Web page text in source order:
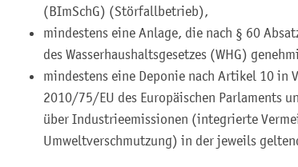
(BImSchG) (Störfallbetrieb),
mindestens eine Anlage, die nach § 60
des Wasserhaushaltsgesetzes (WHG)
mindestens eine Deponie nach Artikel 10
2010/75/EU des Europäischen Parlaments
über Industrieemissionen (integrierte
Umweltverschmutzung) in der jeweils